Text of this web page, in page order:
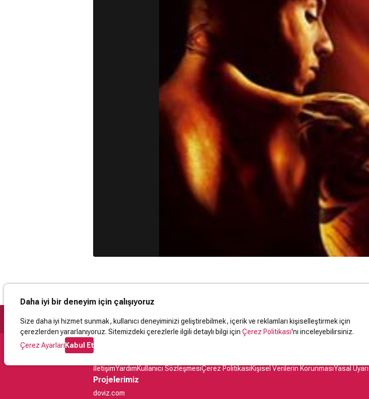
Daha iyi bir deneyim için çalışıyoruz
Size daha iyi hizmet sunmak, kullanıcı deneyiminizi geliştirebilmek, içerik ve reklamları kişiselleştirmek için
çerezlerden yararlanıyoruz. Sitemizdeki çerezlerle ilgili detaylı bilgi için Çerez Politikası'nı inceleyebilirsiniz.
Çerez AyarlarıKabul Et
Destek
İletişimYardımKullanıcı SözleşmesiÇerez PolitikasıKişisel Verilerin KorunmasıYasal Uyarı
Projelerimiz
doviz.com